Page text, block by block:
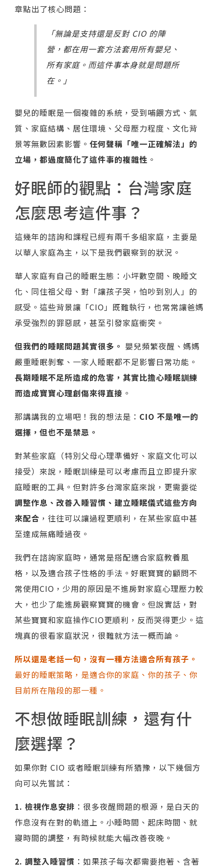
章點出了核心問題：
「無論是支持還是反對 CIO 的陣
營，都在用一套方法套用所有嬰兒、
所有家庭。而這件事本身就是問題所
在。」
嬰兒的睡眠是一個複雜的系統，受到哺餵方式、氣
質、家庭結構、居住環境、父母壓力程度、文化背
景等無數因素影響。 任何聲稱「唯一正確解法」的
立場，都過度簡化了這件事的複雜性 。
好眠師的觀點：台灣家庭
怎麼思考這件事？
這幾年的諮詢和課程已經有兩千多組家庭，主要是
以華人家庭為主，以下是我們觀察到的狀況。
華人家庭有自己的睡眠生態：小坪數空間、晚睡文
化、同住祖父母、對「讓孩子哭，怕吵到別人」的
感受。這些背景讓「CIO」既難執行，也常常讓爸媽
承受強烈的罪惡感，甚至引發家庭衝突。
但我們的睡眠問題其實很多。 嬰兒頻繁夜醒、媽媽
嚴重睡眠剝奪、一家人睡眠都不足影響日常功能。
長期睡眠不足所造成的危害，其實比擔心睡眠訓練
而造成寶寶心理創傷來得直接 。
那講講我的立場吧！我的想法是： CIO 不是唯一的
選擇，但也不是禁忌。
對某些家庭（特別父母心理準備好、家庭文化可以
接受）來說，睡眠訓練是可以考慮而且立即提升家
庭睡眠的工具。但對許多台灣家庭來說，更需要從
調整作息、改善入睡習慣、建立睡眠儀式這些方向
來配合 ，往往可以讓過程更順利，在某些家庭中甚
至達成無痛睡過夜。
我們在諮詢家庭時，通常是搭配適合家庭教養風
格，以及適合孩子性格的手法。好眠寶寶的顧問不
常使用CIO，少用的原因是不進房對家庭心理壓力較
大，也少了能進房觀察寶寶的機會。但說實話，對
某些寶寶和家庭操作CIO更順利，反而哭得更少。這
塊真的很看家庭狀況，很難就方法一概而論。
所以還是老話一句，沒有一種方法適合所有孩子。
最好的睡眠策略，是適合你的家庭、你的孩子、你
目前所在階段的那一種。
不想做睡眠訓練，還有什
麼選擇？
如果你對 CIO 或者睡眠訓練有所猶豫，以下幾個方
向可以先嘗試：
1. 檢視作息安排 ：很多夜醒問題的根源，是白天的
作息沒有在對的軌道上。小睡時間、起床時間、就
寢時間的調整，有時候就能大幅改善夜晚。
2. 調整入睡習慣 ：如果孩子每次都需要抱著、含著